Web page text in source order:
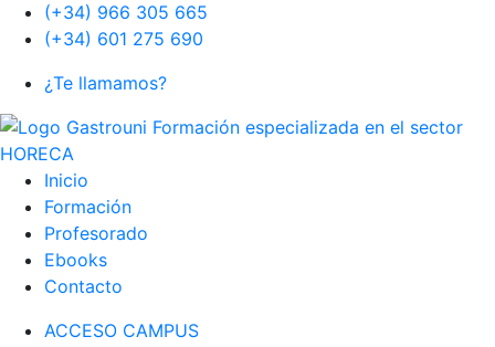
(+34) 966 305 665
(+34) 601 275 690
¿Te llamamos?
Inicio
Formación
Profesorado
Ebooks
Contacto
ACCESO CAMPUS